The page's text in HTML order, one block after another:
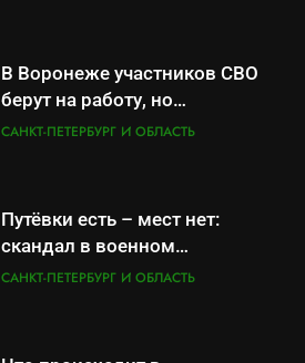
В Воронеже участников СВО
берут на работу, но
удержаться удаётся не всем
САНКТ-ПЕТЕРБУРГ И ОБЛАСТЬ
Путёвки есть – мест нет:
скандал в военном
санатории Владивостока
САНКТ-ПЕТЕРБУРГ И ОБЛАСТЬ